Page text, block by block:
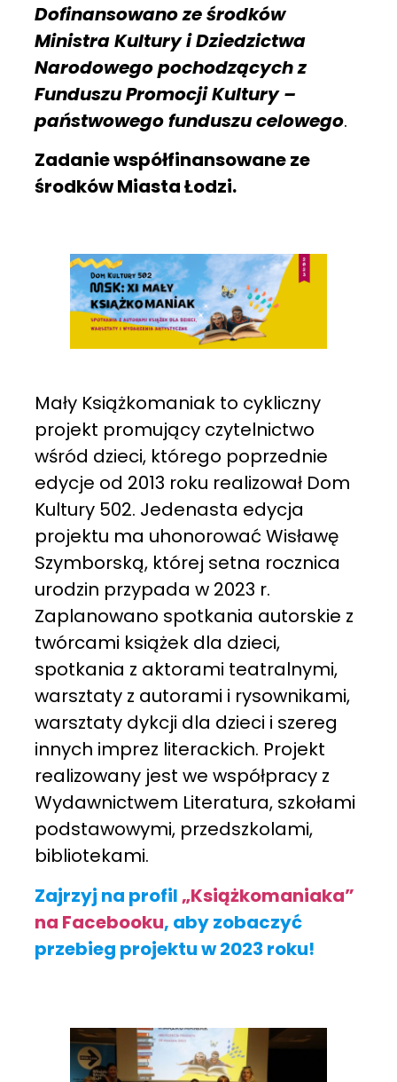
Dofinansowano ze środków
Ministra Kultury i Dziedzictwa
Narodowego pochodzących z
Funduszu Promocji Kultury –
państwowego funduszu celowego.
Zadanie współfinansowane ze
środków Miasta Łodzi.
Mały Książkomaniak to cykliczny
projekt promujący czytelnictwo
wśród dzieci, którego poprzednie
edycje od 2013 roku realizował Dom
Kultury 502. Jedenasta edycja
projektu ma uhonorować Wisławę
Szymborską, której setna rocznica
urodzin przypada w 2023 r.
Zaplanowano spotkania autorskie z
twórcami książek dla dzieci,
spotkania z aktorami teatralnymi,
warsztaty z autorami i rysownikami,
warsztaty dykcji dla dzieci i szereg
innych imprez literackich. Projekt
realizowany jest we współpracy z
Wydawnictwem Literatura, szkołami
podstawowymi, przedszkolami,
bibliotekami.
Zajrzyj na profil„Książkomaniaka”
na Facebooku, aby zobaczyć
przebieg projektu w 2023 roku!